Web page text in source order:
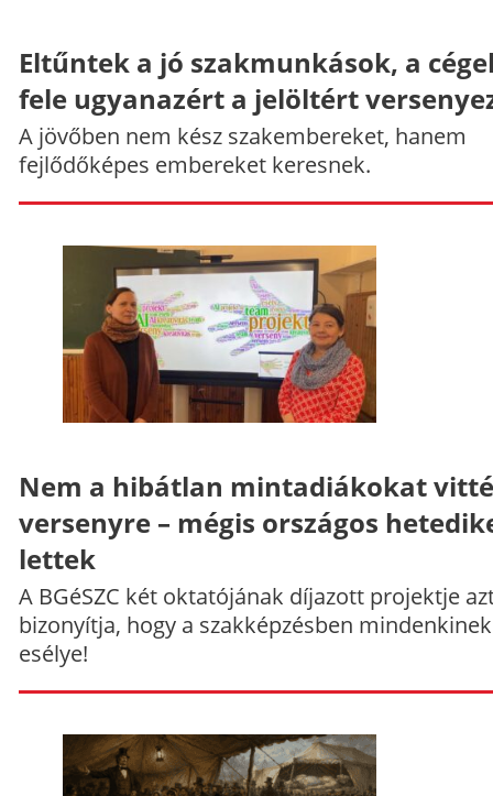
Eltűntek a jó szakmunkások, a
fele ugyanazért a jelöltért
A jövőben nem kész szakembereket, hanem
fejlődőképes embereket keresnek.
Nem a hibátlan mintadiákokat
versenyre – mégis országos
lettek
A BGéSZC két oktatójának díjazott projektje
bizonyítja, hogy a szakképzésben
esélye!